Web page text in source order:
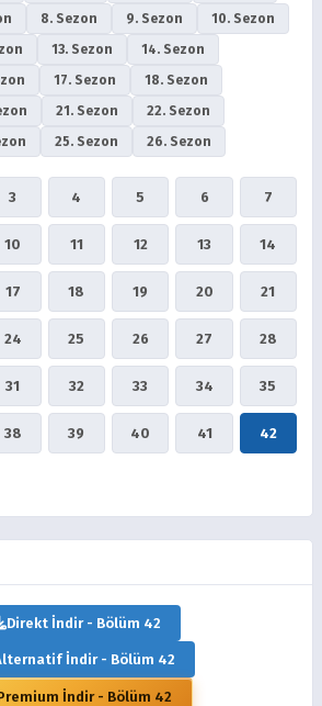
8. Sezon 9. Sezon
10. Sezon
13. Sezon
14. Sezon
17. Sezon
18. Sezon
21. Sezon
22. Sezon
25. Sezon 26. Sezon
3 4 5 6 7
10 11 12 13 14
17 18 19 20 21
24 25 26 27 28
31 32 33 34 35
38 39 40 41 42
Direkt İndir - Bölüm 42
İndir - Bölüm 42
İndir - Bölüm 42